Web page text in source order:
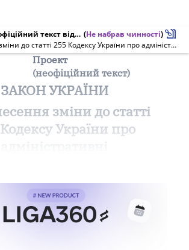
Проект, Неофіційний текст від 13.06.2013 (Не набрав чинності)
Про внесення зміни до статті 255 Кодексу України про адміністративні правопорушення (щодо скасування повноважень органів внутрішніх справ за складання протоколів за порушення правил торгівлі на ринках) (неофіційний текст)
Проект
(неофіційний текст)
ЗАКОН УКРАЇНИ
зміни до статті
України про